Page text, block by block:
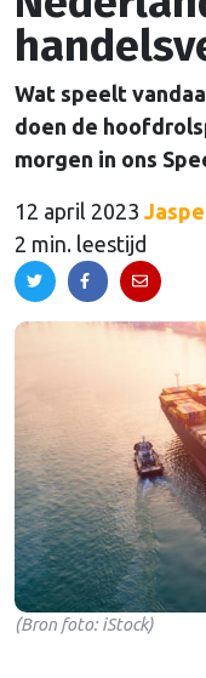
Wat speelt
doen de
morgen in ons
12 april 2023
2 min. leestijd
(Bron foto: iStock)